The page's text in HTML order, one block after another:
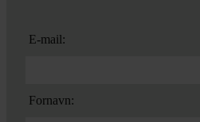
E-mail:
Fornavn: